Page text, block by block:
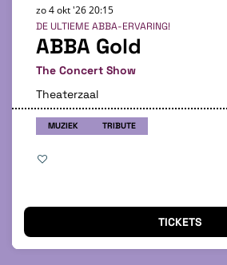
ABBA Gold
The Concert Show
DE ULTIEME ABBA-ERVARING!
zo 4 okt '2620:15
Theaterzaal
MUZIEK TRIBUTE
TICKETS